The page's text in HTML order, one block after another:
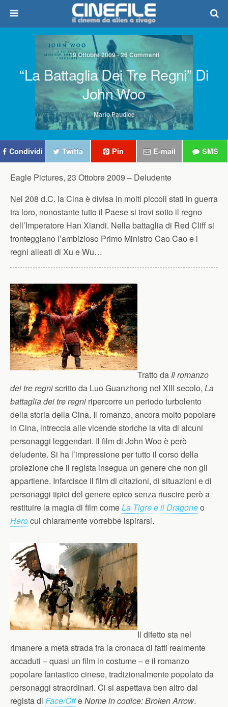
19 Ottobre 2009 • 26 Commenti
“La Battaglia Dei Tre Regni” Di
John Woo
Mario Paudice
Condividi Twitta Pin E-mail SMS
Eagle Pictures, 23 Ottobre 2009 – Deludente
Nel 208 d.C. la Cina è divisa in molti piccoli stati in guerra
tra loro, nonostante tutto il Paese si trovi sotto il regno
dell’Imperatore Han Xiandi. Nella battaglia di Red Cliff si
fronteggiano l’ambizioso Primo Ministro Cao Cao e i
regni alleati di Xu e Wu…
Tratto da Il romanzo
dei tre regniscritto da Luo Guanzhong nel XIII secolo, La
battaglia dei tre regni ripercorre un periodo turbolento
della storia della Cina. Il romanzo, ancora molto popolare
in Cina, intreccia alle vicende storiche la vita di alcuni
personaggi leggendari. Il film di John Woo è però
deludente. Si ha l’impressione per tutto il corso della
proiezione che il regista insegua un genere che non gli
appartiene. Infarcisce il film di citazioni, di situazioni e di
personaggi tipici del genere epico senza riuscire però a
restituire la magia di film comeLa Tigre e il Dragoneo
Herocui chiaramente vorrebbe ispirarsi.
Il difetto sta nel
rimanere a metà strada fra la cronaca di fatti realmente
accaduti – quasi un film in costume – e il romanzo
popolare fantastico cinese, tradizionalmente popolato da
personaggi straordinari. Ci si aspettava ben altro dal
regista di Face/OffeNome in codice: Broken Arrow.